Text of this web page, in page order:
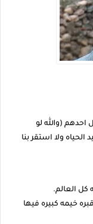
احدهم (والله لو
ولا استقر بنا
كل العالم.
خيمه كبيره فيها